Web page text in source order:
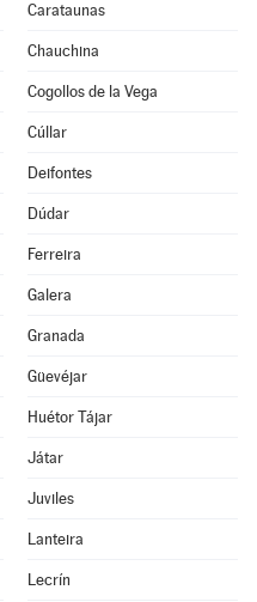
Carataunas
Chauchina
Cogollos de la Vega
Cúllar
Deifontes
Dúdar
Ferreira
Galera
Granada
Güevéjar
Huétor Tájar
Játar
Juviles
Lanteira
Lecrín